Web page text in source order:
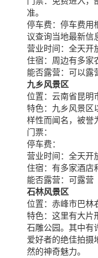
准。
停车费： 停车费用
议查询当地最新信
营业时间： 全天开
住宿： 周边有多家
能否露营： 可以露
九乡风景区
位置： 云南省昆明
特色： 九乡风景区
样性而闻名，被誉
门票：
停车费：
营业时间： 全天开
住宿： 有多家酒店
能否露营： 可露营
石林风景区
位置： 赤峰市巴林
特色： 这里有大片
石雕公园。其中有
爱好者的绝佳拍摄
然的神奇魅力。